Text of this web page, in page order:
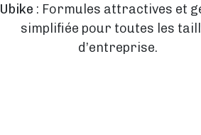
Ubike : Formules attractives et
simplifiée pour toutes les
d’entreprise.